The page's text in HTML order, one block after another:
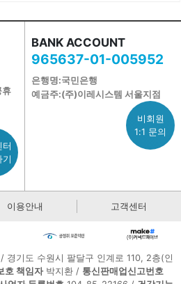
터
기
BANK ACCOUNT
965637-01-005952
은행명:국민은행
예금주:(주)이레시스템 서울지점
비회원
1:1 문의
이용안내 고객센터
/ 경기도 수원시 팔달구 인계로 110, 2층(인
호 책임자박지환 / 통신판매업신고번호